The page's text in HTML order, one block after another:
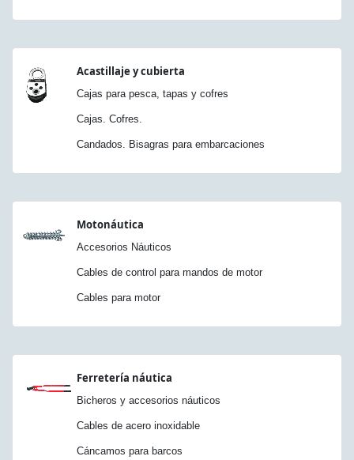
Acastillaje y cubierta
Cajas para pesca, tapas y cofres
Cajas. Cofres.
Candados. Bisagras para embarcaciones
Motonáutica
Accesorios Náuticos
Cables de control para mandos de motor
Cables para motor
Ferretería náutica
Bicheros y accesorios náuticos
Cables de acero inoxidable
Cáncamos para barcos